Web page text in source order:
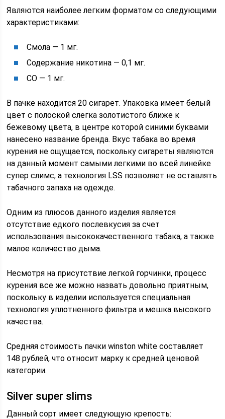
Являются наиболее легким форматом со следующими
характеристиками:
Смола — 1 мг.
Содержание никотина — 0,1 мг.
СО — 1 мг.
В пачке находится 20 сигарет. Упаковка имеет белый
цвет с полоской слегка золотистого ближе к
бежевому цвета, в центре которой синими буквами
нанесено название бренда. Вкус табака во время
курения не ощущается, поскольку сигареты являются
на данный момент самыми легкими во всей линейке
супер слимс, а технология LSS позволяет не оставлять
табачного запаха на одежде.
Одним из плюсов данного изделия является
отсутствие едкого послевкусия за счет
использования высококачественного табака, а также
малое количество дыма.
Несмотря на присутствие легкой горчинки, процесс
курения все же можно назвать довольно приятным,
поскольку в изделии используется специальная
технология уплотненного фильтра и мешка высокого
качества.
Средняя стоимость пачки winston white составляет
148 рублей, что относит марку к средней ценовой
категории.
Silver super slims
Данный сорт имеет следующую крепость: